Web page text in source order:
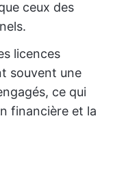
ceux des
licences
souvent une
ce qui
financière et la